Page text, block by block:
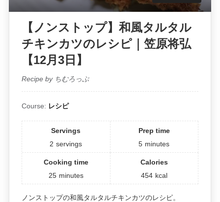
【ノンストップ】和風タルタル
チキンカツのレシピ｜笠原将弘
【12月3日】
Recipe by ちむろっぷ
Course: レシピ
Servings
2 servings
Prep time
5 minutes
Cooking time
25 minutes
Calories
454 kcal
ノンストップの和風タルタルチキンカツのレシピ。